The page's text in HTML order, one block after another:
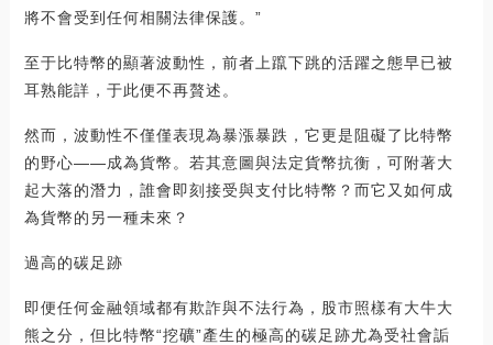
將不會受到任何相關法律保護。”
至于比特幣的顯著波動性，前者上躥下跳的活躍之態早已被
耳熟能詳，于此便不再贅述。
然而，波動性不僅僅表現為暴漲暴跌，它更是阻礙了比特幣
的野心——成為貨幣。若其意圖與法定貨幣抗衡，可附著大
起大落的潛力，誰會即刻接受與支付比特幣？而它又如何成
為貨幣的另一種未來？
過高的碳足跡
即便任何金融領域都有欺詐與不法行為，股市照樣有大牛大
熊之分，但比特幣“挖礦”產生的極高的碳足跡尤為受社會詬